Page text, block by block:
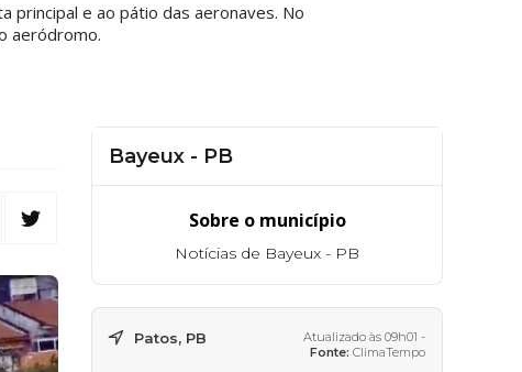
principal e ao pátio das aeronaves. No
aeródromo.
Bayeux - PB
Sobre o município
Notícias de Bayeux - PB
Patos, PB
Atualizado às 09h01 -
Fonte: ClimaTempo